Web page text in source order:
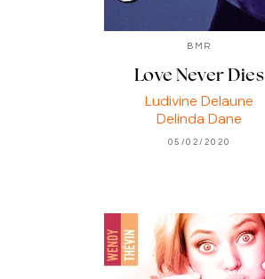
BMR
Love Never Dies
Ludivine Delaune
Delinda Dane
05/02/2020